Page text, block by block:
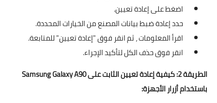
اضغط على إعادة تعيين.
حدد إعادة ضبط بيانات المصنع من الخيارات المحددة.
اقرأ المعلومات ، ثم انقر فوق "إعادة تعيين" للمتابعة.
انقر فوق حذف الكل لتأكيد الإجراء.
الطريقة 2: كيفية إعادة تعيين الثابت على Samsung Galaxy A90
باستخدام أزرار الأجهزة: